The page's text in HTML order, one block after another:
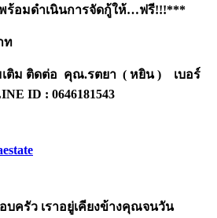
ร้อมดำเนินการจัดกู้ให้…ฟรี!!!***
ท
เติม ติดต่อ คุณ.รตยา ( หยิน ) เบอร์
ID : 0646181543
ครัว เราอยู่เคียงข้างคุณจนวัน